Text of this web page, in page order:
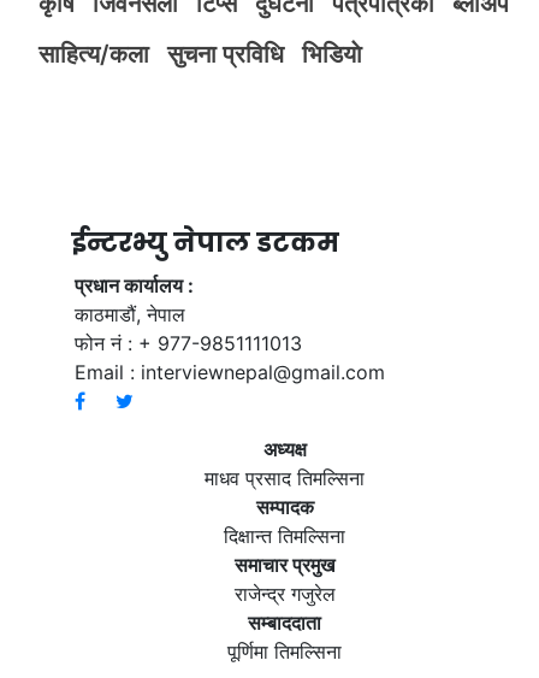
साहित्य/कला
सुचना प्रविधि भिडियाे
ईन्टरभ्यु नेपाल डटकम
प्रधान कार्यालय :
काठमाडौं, नेपाल
फोन नं : + 977-9851111013
Email : interviewnepal@gmail.com
अध्यक्ष
माधव प्रसाद तिमल्सिना
सम्पादक
दिक्षान्त तिमल्सिना
समाचार प्रमुख
राजेन्द्र गजुरेल
सम्बाददाता
पूर्णिमा तिमल्सिना